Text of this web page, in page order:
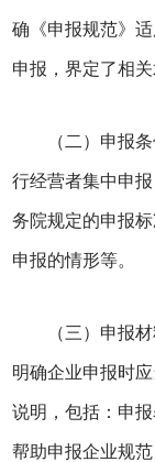
确《申报规范》
申报，界定了相关
（二）申报
行经营者集中申
务院规定的申报
申报的情形等。
（三）申报
明确企业申报时
说明，包括：申
帮助申报企业规